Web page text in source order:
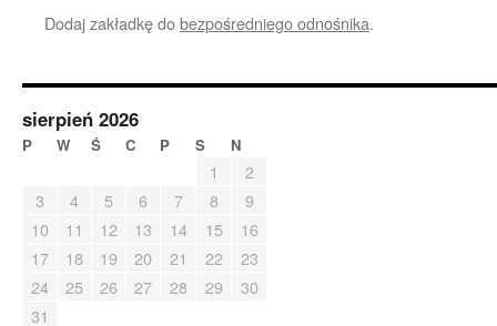
Dodaj zakładkę dobezpośredniego odnośnika.
sierpień 2026
P W Ś C P S N
1
2
3
4 5 6 7 8
9
10
11 12 13 14 15
16
17
18 19 20 21 22
23
24
25 26 27 28 29
30
31